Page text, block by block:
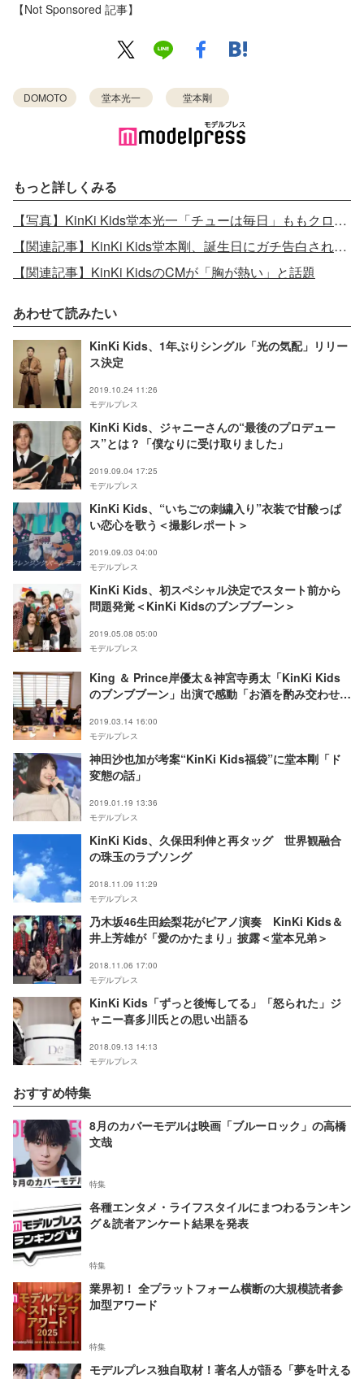
【Not Sponsored 記事】
DOMOTO 堂本光一 堂本剛
もっと詳しくみる
【写真】KinKi Kids堂本光一「チューは毎日」ももクロと結婚を語る
【関連記事】KinKi Kids堂本剛、誕生日にガチ告白されていた“自宅デート”放送で「神回」と反響
【関連記事】KinKi KidsのCMが「胸が熱い」と話題
あわせて読みたい
KinKi Kids、1年ぶりシングル「光の気配」リリー
ス決定
2019.10.24 11:26
モデルプレス
KinKi Kids、ジャニーさんの“最後のプロデュー
ス”とは？「僕なりに受け取りました」
2019.09.04 17:25
モデルプレス
KinKi Kids、“いちごの刺繍入り”衣装で甘酸っぱ
い恋心を歌う＜撮影レポート＞
2019.09.03 04:00
モデルプレス
KinKi Kids、初スペシャル決定でスタート前から
問題発覚＜KinKi Kidsのブンブブーン＞
2019.05.08 05:00
モデルプレス
King ＆ Prince岸優太＆神宮寺勇太「KinKi Kids
のブンブブーン」出演で感動「お酒を酌み交わせる
2019.03.14 16:00
モデルプレス
神田沙也加が考案“KinKi Kids福袋”に堂本剛「ド
変態の話」
2019.01.19 13:36
モデルプレス
KinKi Kids、久保田利伸と再タッグ 世界観融合
の珠玉のラブソング
2018.11.09 11:29
モデルプレス
乃木坂46生田絵梨花がピアノ演奏 KinKi Kids＆
井上芳雄が「愛のかたまり」披露＜堂本兄弟＞
2018.11.06 17:00
モデルプレス
KinKi Kids「ずっと後悔してる」「怒られた」ジ
ャニー喜多川氏との思い出語る
2018.09.13 14:13
モデルプレス
おすすめ特集
8月のカバーモデルは映画「ブルーロック」の高橋
文哉
特集
各種エンタメ・ライフスタイルにまつわるランキン
グ＆読者アンケート結果を発表
特集
業界初！ 全プラットフォーム横断の大規模読者参
加型アワード
特集
モデルプレス独自取材！著名人が語る「夢を叶える